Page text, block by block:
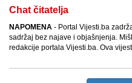
Chat čitatelja
NAPOMENA - Portal Vijesti.ba
sadržaj bez najave i objašnjenja.
redakcije portala Vijesti.ba. Ova